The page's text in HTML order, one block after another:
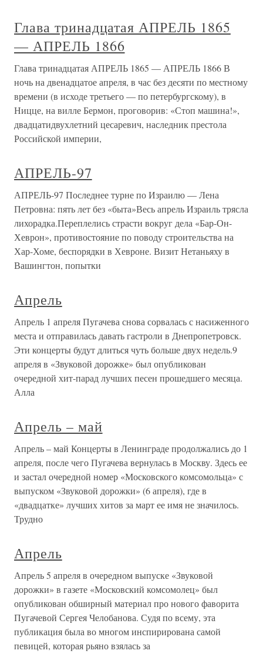
Глава тринадцатая АПРЕЛЬ 1865
— АПРЕЛЬ 1866
Глава тринадцатая АПРЕЛЬ 1865 — АПРЕЛЬ 1866 В
ночь на двенадцатое апреля, в час без десяти по местному
времени (в исходе третьего — по петербургскому), в
Ницце, на вилле Бермон, проговорив: «Стоп машина!»,
двадцатидвухлетний цесаревич, наследник престола
Российской империи,
АПРЕЛЬ-97
АПРЕЛЬ-97 Последнее турне по Израилю — Лена
Петровна: пять лет без «быта»Весь апрель Израиль трясла
лихорадка.Переплелись страсти вокруг дела «Бар-Он-
Хеврон», противостояние по поводу строительства на
Хар-Хоме, беспорядки в Хевроне. Визит Нетаньяху в
Вашингтон, попытки
Апрель
Апрель 1 апреля Пугачева снова сорвалась с насиженного
места и отправилась давать гастроли в Днепропетровск.
Эти концерты будут длиться чуть больше двух недель.9
апреля в «Звуковой дорожке» был опубликован
очередной хит-парад лучших песен прошедшего месяца.
Алла
Апрель – май
Апрель – май Концерты в Ленинграде продолжались до 1
апреля, после чего Пугачева вернулась в Москву. Здесь ее
и застал очередной номер «Московского комсомольца» с
выпуском «Звуковой дорожки» (6 апреля), где в
«двадцатке» лучших хитов за март ее имя не значилось.
Трудно
Апрель
Апрель 5 апреля в очередном выпуске «Звуковой
дорожки» в газете «Московский комсомолец» был
опубликован обширный материал про нового фаворита
Пугачевой Сергея Челобанова. Судя по всему, эта
публикация была во многом инспирирована самой
певицей, которая рьяно взялась за